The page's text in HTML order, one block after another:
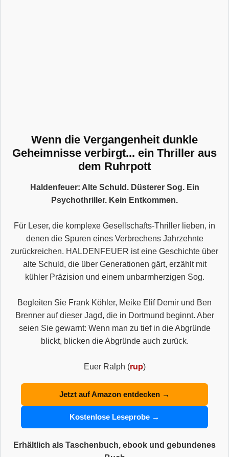
Wenn die Vergangenheit dunkle
Geheimnisse verbirgt... ein Thriller aus
dem Ruhrpott
Haldenfeuer: Alte Schuld. Düsterer Sog. Ein
Psychothriller. Kein Entkommen.
Für Leser, die komplexe Gesellschafts-Thriller lieben, in
denen die Spuren eines Verbrechens Jahrzehnte
zurückreichen. HALDENFEUER ist eine Geschichte über
alte Schuld, die über Generationen gärt, erzählt mit
kühler Präzision und einem unbarmherzigen Sog.
Begleiten Sie Frank Köhler, Meike Elif Demir und Ben
Brenner auf dieser Jagd, die in Dortmund beginnt. Aber
seien Sie gewarnt: Wenn man zu tief in die Abgründe
blickt, blicken die Abgründe auch zurück.
Euer Ralph (rup)
Jetzt auf Amazon entdecken →
Kostenlose Leseprobe →
Erhältlich als Taschenbuch, ebook und gebundenes